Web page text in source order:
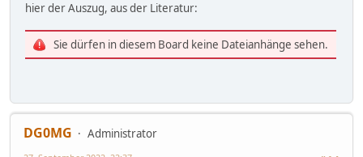
hier der Auszug, aus der Literatur:
Sie dürfen in diesem Board keine Dateianhänge sehen.
DG0MG
Administrator